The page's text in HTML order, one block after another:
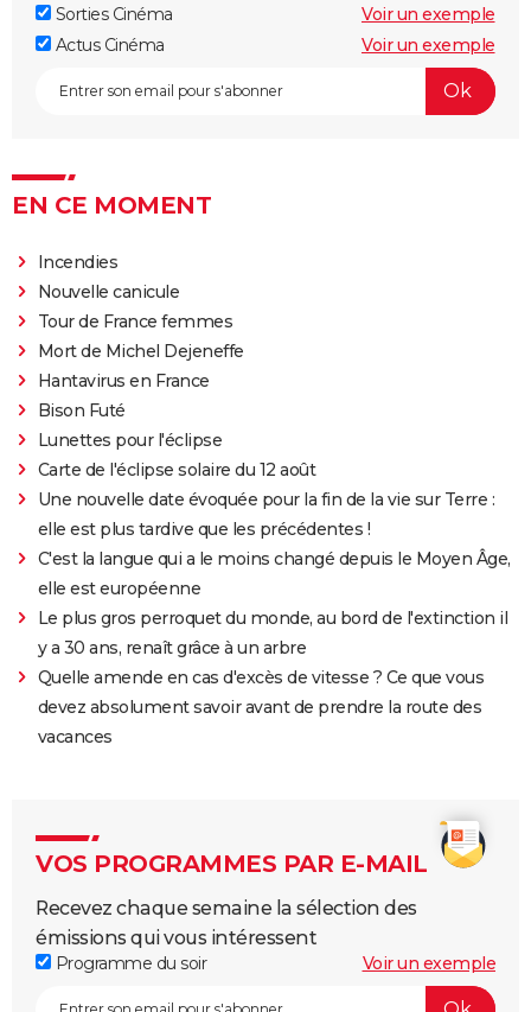
Sorties Cinéma
Voir un exemple
Actus Cinéma
Voir un exemple
EN CE MOMENT
Incendies
Nouvelle canicule
Tour de France femmes
Mort de Michel Dejeneffe
Hantavirus en France
Bison Futé
Lunettes pour l'éclipse
Carte de l'éclipse solaire du 12 août
Une nouvelle date évoquée pour la fin de la vie sur Terre :
elle est plus tardive que les précédentes !
C'est la langue qui a le moins changé depuis le Moyen Âge,
elle est européenne
Le plus gros perroquet du monde, au bord de l'extinction il
y a 30 ans, renaît grâce à un arbre
Quelle amende en cas d'excès de vitesse ? Ce que vous
devez absolument savoir avant de prendre la route des
vacances
VOS PROGRAMMES PAR E-MAIL
Recevez chaque semaine la sélection des
émissions qui vous intéressent
Programme du soir Voir un exemple